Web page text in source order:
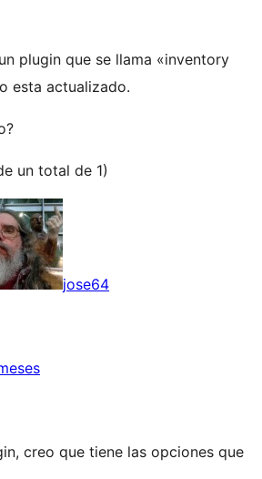
plugin que se llama «inventory
esta actualizado.
un total de 1)
jose64
creo que tiene las opciones que